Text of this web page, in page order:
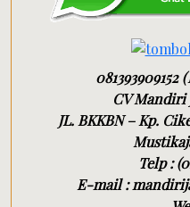
CV Mandiri
JL. BKKBN – Kp.
Telp :
E-mail :